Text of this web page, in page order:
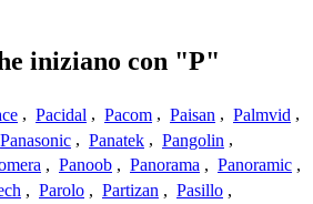
iniziano con "P"
, Pacidal , Pacom , Paisan , Palmvid ,
Panasonic , Panatek , Pangolin ,
, Panoob , Panorama , Panoramic ,
, Parolo , Partizan , Pasillo ,